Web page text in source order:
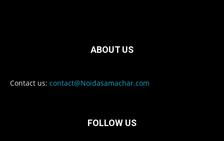
ABOUT US
Contact us: contact@Noidasamachar.com
FOLLOW US